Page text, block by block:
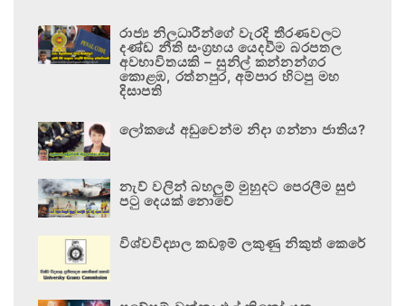
රාජ්‍ය නිලධාරීන්ගේ වැරදි තීරණවලට
දණ්ඩ නීති සංග්‍රහය යෙදවීම බරපතල
අවභාවිතයකි – සුනිල් කන්නන්ගර
කොළඹ, රත්නපුර, අම්පාර හිටපු මහ
දිසාපති
ලෝකයේ අඩුවෙන්ම නිදා ගන්නා ජාතිය?
නැව් වලින් බහලුම් මුහුදට පෙරලීම සුළු
පටු දෙයක් නොවේ
විශ්වවිද්‍යාල කඩඉම් ලකුණු නිකුත් කෙරේ